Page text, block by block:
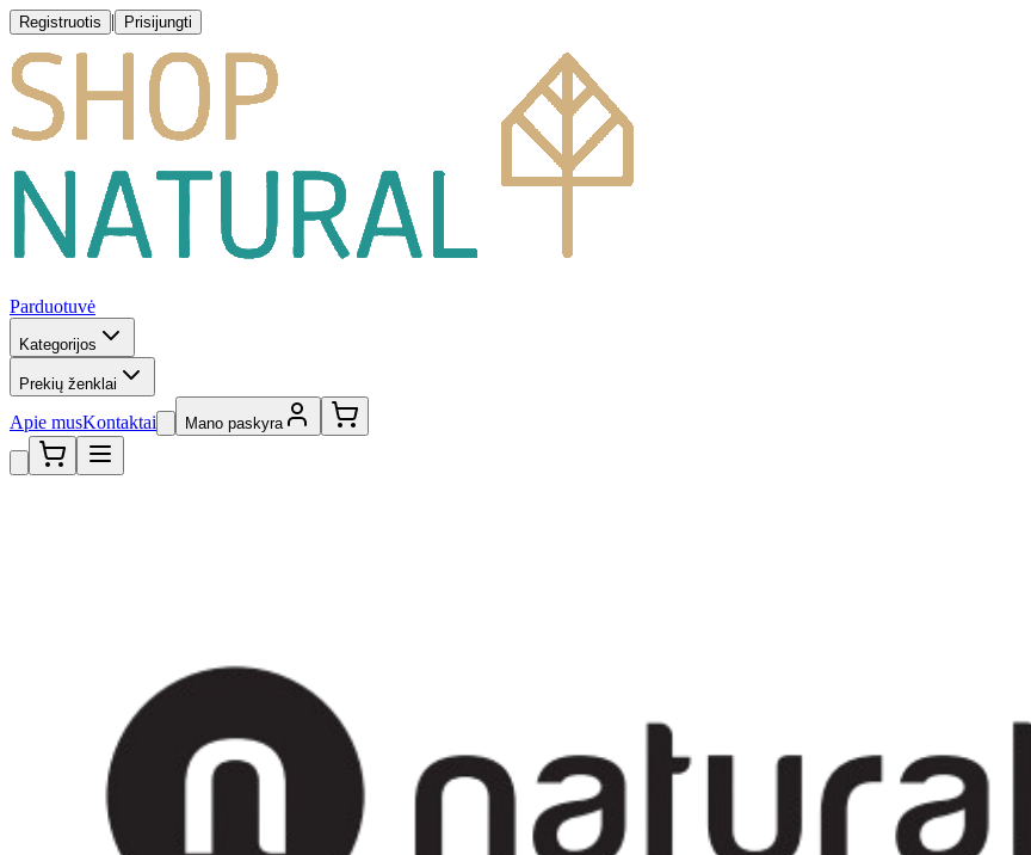
Registruotis | Prisijungti
Parduotuvė
Kategorijos
Prekių ženklai
Apie musKontaktai Mano paskyra